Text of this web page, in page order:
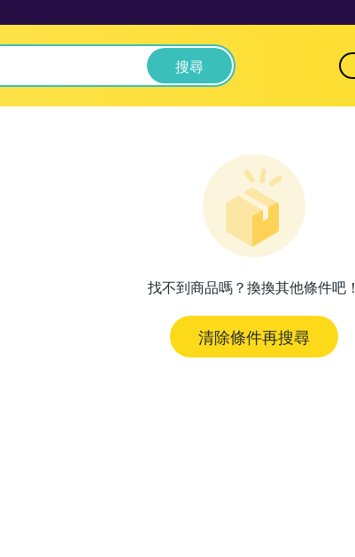
搜尋
找不到商品嗎？換換其他條件吧！
清除條件再搜尋